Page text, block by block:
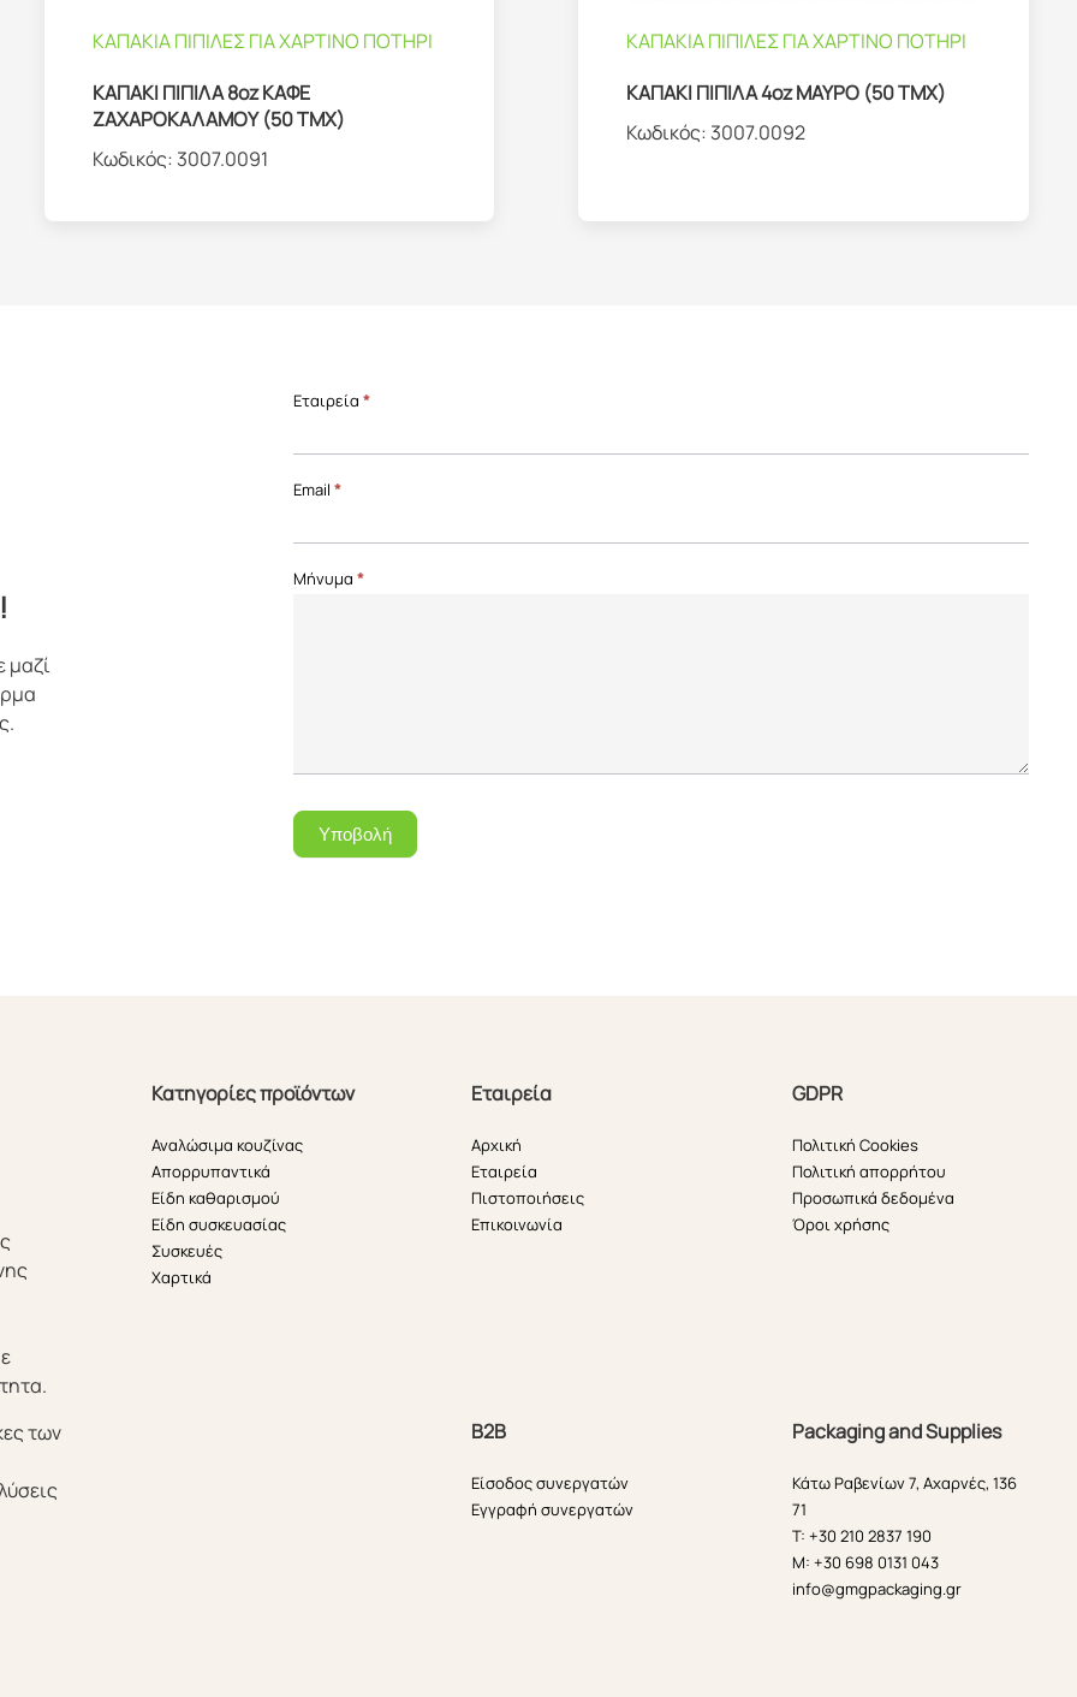
ΚΑΠΑΚΙΑ ΠΙΠΙΛΕΣ ΓΙΑ ΧΑΡΤΙΝΟ ΠΟΤΗΡΙ
ΚΑΠΑΚΙ ΠΙΠΙΛΑ 8oz ΚΑΦΕ
ΖΑΧΑΡΟΚΑΛΑΜΟΥ (50 ΤΜΧ)
Κωδικός: 3007.0091
ΚΑΠΑΚΙΑ ΠΙΠΙΛΕΣ ΓΙΑ ΧΑΡΤΙΝΟ ΠΟΤΗΡΙ
ΚΑΠΑΚΙ ΠΙΠΙΛΑ 4oz ΜΑΥΡΟ (50 ΤΜΧ)
Κωδικός: 3007.0092
μαζί
Επικοινωνία
Page
Εταιρεία *
Email *
Μήνυμα *
Υποβολή
Κατηγορίες προϊόντων
Αναλώσιμα κουζίνας
Απορρυπαντικά
Είδη καθαρισμού
Είδη συσκευασίας
Συσκευές
Χαρτικά
Εταιρεία
Αρχική
Εταιρεία
Πιστοποιήσεις
Επικοινωνία
GDPR
Πολιτική Cookies
Πολιτική απορρήτου
Προσωπικά δεδομένα
Όροι χρήσης
των B2B
Είσοδος συνεργατών
Εγγραφή συνεργατών
Packaging and Supplies
Κάτω Ραβενίων 7, Αχαρνές, 136
71
T: +30 210 2837 190
M: +30 698 0131 043
info@gmgpackaging.gr